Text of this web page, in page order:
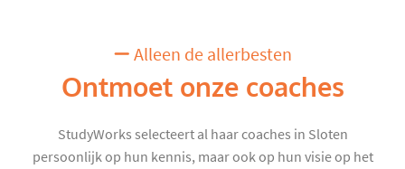
Alleen de allerbesten
Ontmoet onze coaches
StudyWorks selecteert al haar coaches in Sloten
persoonlijk op hun kennis, maar ook op hun visie op het